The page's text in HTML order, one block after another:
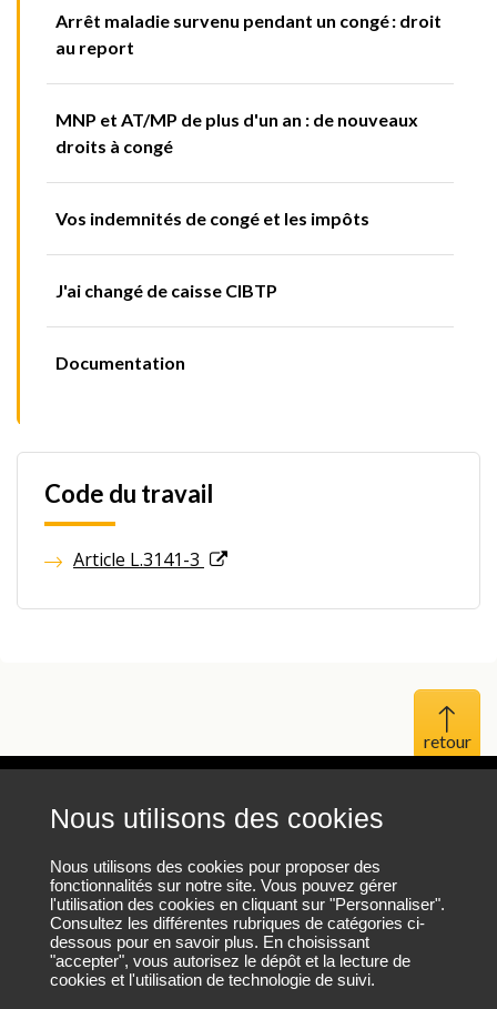
Nous utilisons des cookies
Nous utilisons des cookies pour proposer des
fonctionnalités sur notre site. Vous pouvez gérer
l'utilisation des cookies en cliquant sur "Personnaliser".
Consultez les différentes rubriques de catégories ci-
dessous pour en savoir plus. En choisissant
"accepter", vous autorisez le dépôt et la lecture de
cookies et l'utilisation de technologie de suivi.
Arrêt maladie survenu pendant un congé : droit
au report
MNP et AT/MP de plus d'un an : de nouveaux
droits à congé
Vos indemnités de congé et les impôts
J'ai changé de caisse CIBTP
Documentation
Code du travail
Article L.3141-3
Haut
Mentions légales
Protection des données personnelles
Plan du site
Nous contacter